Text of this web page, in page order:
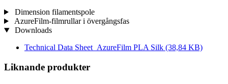
Dimension filamentspole
AzureFilm-filmrullar i övergångsfas
Downloads
Technical Data Sheet_AzureFilm PLA Silk (38,84 KB)
Liknande produkter